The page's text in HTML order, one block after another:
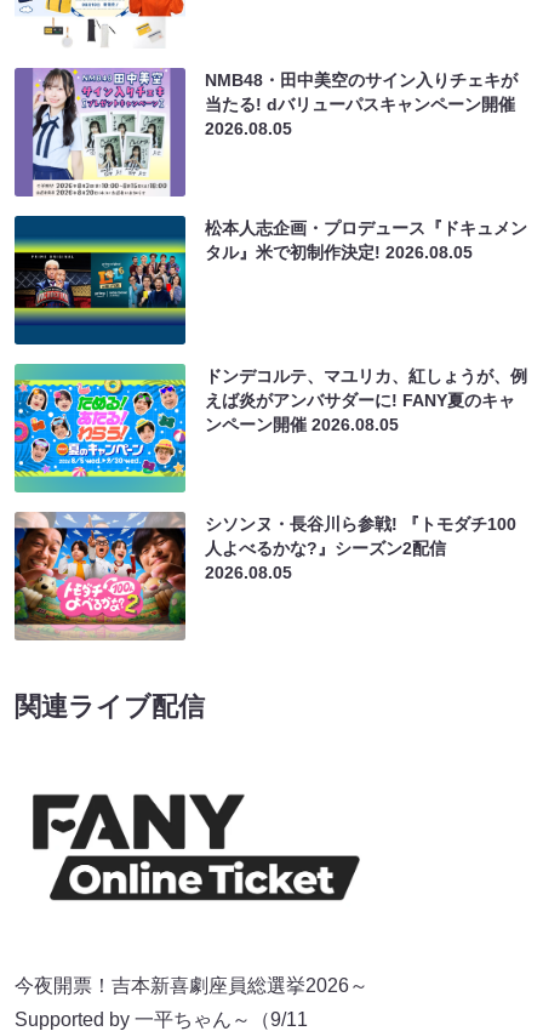
NMB48・田中美空のサイン入りチェキが
当たる! dバリューパスキャンペーン開催
2026.08.05
松本人志企画・プロデュース『ドキュメン
タル』米で初制作決定!2026.08.05
ドンデコルテ、マユリカ、紅しょうが、例
えば炎がアンバサダーに! FANY夏のキャ
ンペーン開催2026.08.05
シソンヌ・長谷川ら参戦! 『トモダチ100
人よべるかな?』シーズン2配信
2026.08.05
関連ライブ配信
今夜開票！吉本新喜劇座員総選挙2026～
Supported by 一平ちゃん～（9/11